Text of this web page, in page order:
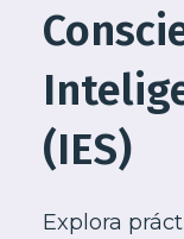
(IES)
Explora